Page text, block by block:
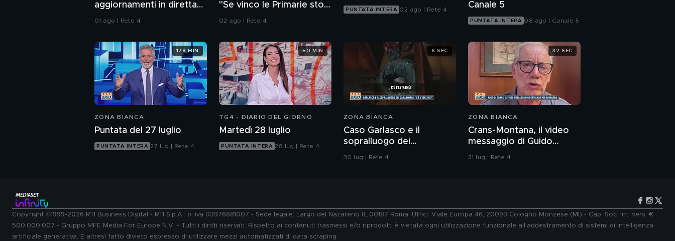
aggiornamenti in diretta
da Ceuta
01 ago | Rete 4
"Se vinco le Primarie stop
alle armi"
02 ago | Rete 4
PUNTATA INTERA 02 ago | Rete 4
Canale 5
PUNTATA INTERA 08 ago | Canale 5
ZONA BIANCA
Puntata del 27 luglio
PUNTATA INTERA 27 lug | Rete 4
178 MIN
TG4 - DIARIO DEL GIORNO
Martedì 28 luglio
PUNTATA INTERA 28 lug | Rete 4
50 MIN
ZONA BIANCA
Caso Garlasco e il
sopralluogo dei
Carabinieri
30 lug | Rete 4
6 SEC
ZONA BIANCA
Crans-Montana, il video
messaggio di Guido
Bertolaso per Leonardo
31 lug | Rete 4
32 SEC
Copyright ©1999-2026 RTI Business Digital - RTI S.p.A.: p. iva 03976881007 - Sede legale: Largo del Nazareno 8, 00187 Roma. Uffici: Viale Europa 46, 20093 Cologno Monzese (MI) - Cap. Soc. int. vers. €
500.000.007 - Gruppo MFE Media For Europe N.V. - Tutti i diritti riservati. Rispetto ai contenuti trasmessi e/o riprodotti è vietata ogni utilizzazione funzionale all'addestramento di sistemi di intelligenza
artificiale generativa. È altresì fatto divieto espresso di utilizzare mezzi automatizzati di data scraping.